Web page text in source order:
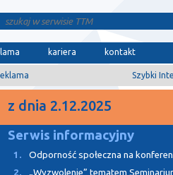
kariera kontakt
Szybki
z dnia 2.12.2025
Serwis informacyjny
1.
Odporność społeczna na
2.
„Wyzwolenie” tematem